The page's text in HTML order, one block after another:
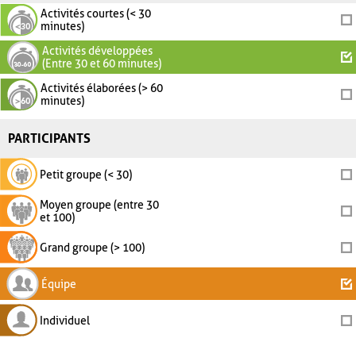
Activités courtes (< 30
minutes)
Activités développées
(Entre 30 et 60 minutes)
Activités élaborées (> 60
minutes)
PARTICIPANTS
Petit groupe (< 30)
Moyen groupe (entre 30
et 100)
Grand groupe (> 100)
Équipe
Individuel